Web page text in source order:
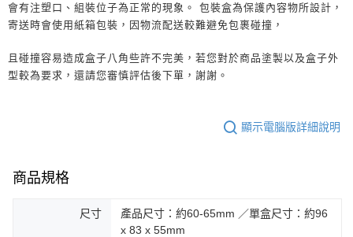
會有注塑口、組裝位子為正常的現象。 包裝盒為保護內容物所設計，
寄送時會使用紙箱包裝，因物流配送較難避免包裹碰撞，
且碰撞容易造成盒子八角些許不完美，若您對於商品塗製以及盒子外
型較為要求，還請您審慎評估後下單，謝謝。
顯示電腦版詳細說明
商品規格
尺寸
產品尺寸：約60-65mm ／單盒尺寸：約96
x 83 x 55mm